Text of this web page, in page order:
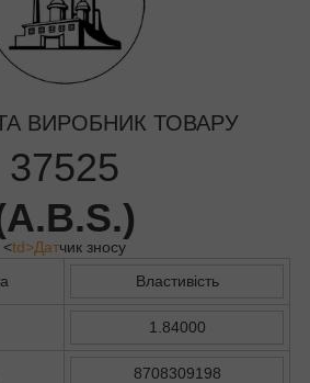
ВИРОБНИК ТОВАРУ
37525
A.B.S.)
<td>Датчик зносу
Властивість
1.84000
8708309198